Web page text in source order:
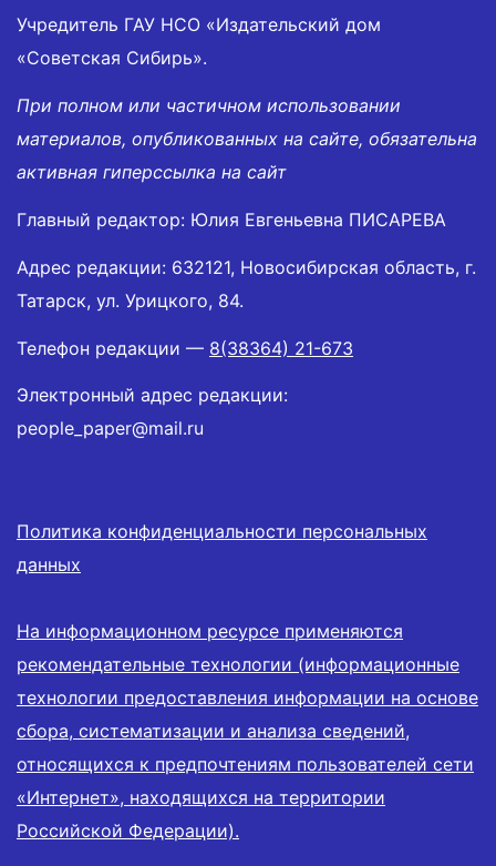
Учредитель ГАУ НСО «Издательский дом
«Советская Сибирь».
При полном или частичном использовании
материалов, опубликованных на сайте, обязательна
активная гиперссылка на сайт
Главный редактор: Юлия Евгеньевна ПИСАРЕВА
Адрес редакции: 632121, Новосибирская область, г.
Татарск, ул. Урицкого, 84.
Телефон редакции — 8(38364) 21-673
Электронный адрес редакции:
people_paper@mail.ru
Политика конфиденциальности персональных
данных
На информационном ресурсе применяются
рекомендательные технологии (информационные
технологии предоставления информации на основе
сбора, систематизации и анализа сведений,
относящихся к предпочтениям пользователей сети
«Интернет», находящихся на территории
Российской Федерации).